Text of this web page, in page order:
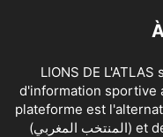
LIONS DE
d'information sportive
plateforme est
(المنتخب المغربي) et de la Botola Pro avec un regard de